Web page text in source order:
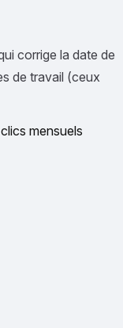
corrige la date de
de travail (ceux
mensuels